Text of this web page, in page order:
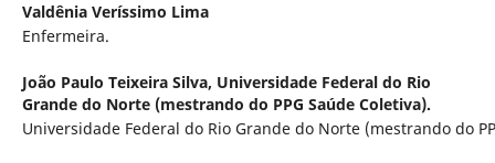
Valdênia Veríssimo Lima
Enfermeira.
João Paulo Teixeira Silva, Universidade Federal do Rio
Grande do Norte (mestrando do PPG Saúde Coletiva).
Universidade Federal do Rio Grande do Norte (mestrando do